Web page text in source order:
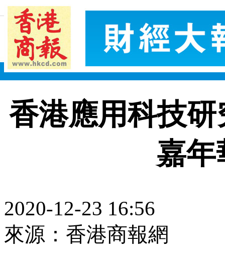
香港應用科技
嘉年
2020-12-23 16:56
來源：香港商報網